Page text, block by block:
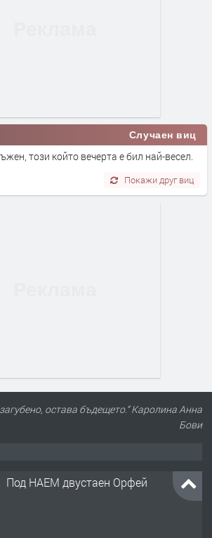
Случаен виц
този който вечерта е бил най-весел.
Покажи друг виц
остава бъдещето.“ Каролина Анна
Бови
Под НАЕМ двустаен Орфей